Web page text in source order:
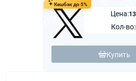
Кешбэк до 5%
Цена:
Кол-во:
Купить